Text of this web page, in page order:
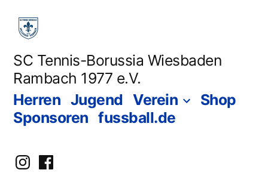
Inhalt
springen
SC Tennis-Borussia Wiesbaden
Rambach 1977 e.V.
Herren Jugend Verein
Shop
Sponsoren fussball.de
Instagramfacebook